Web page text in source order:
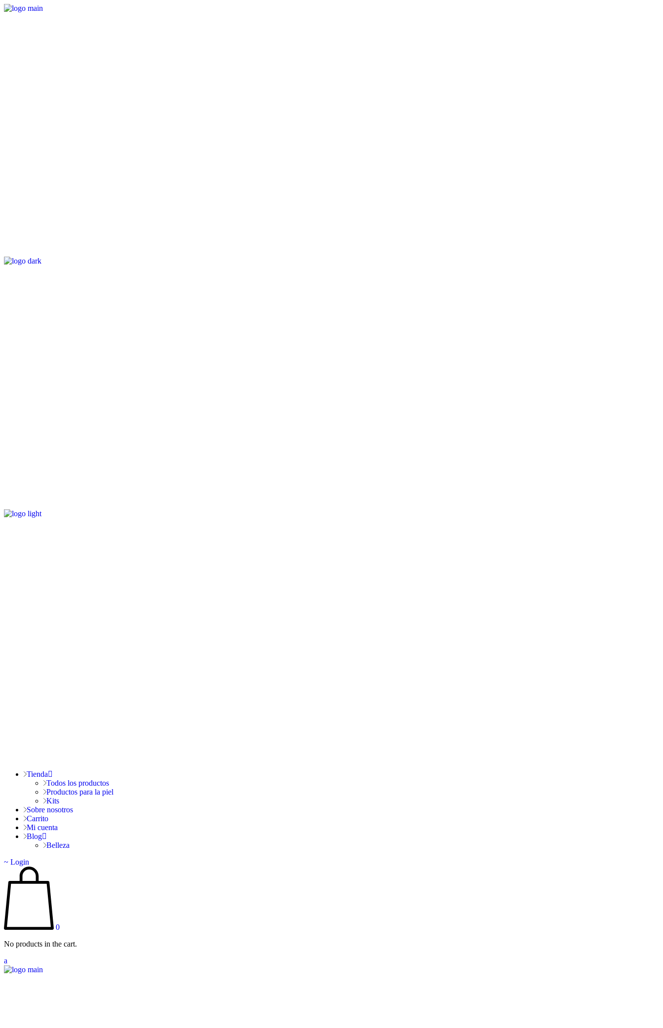
Tienda
Todos los productos
Productos para la piel
Kits
Sobre nosotros
Carrito
Mi cuenta
Blog
Belleza
Login
0
No products in the cart.